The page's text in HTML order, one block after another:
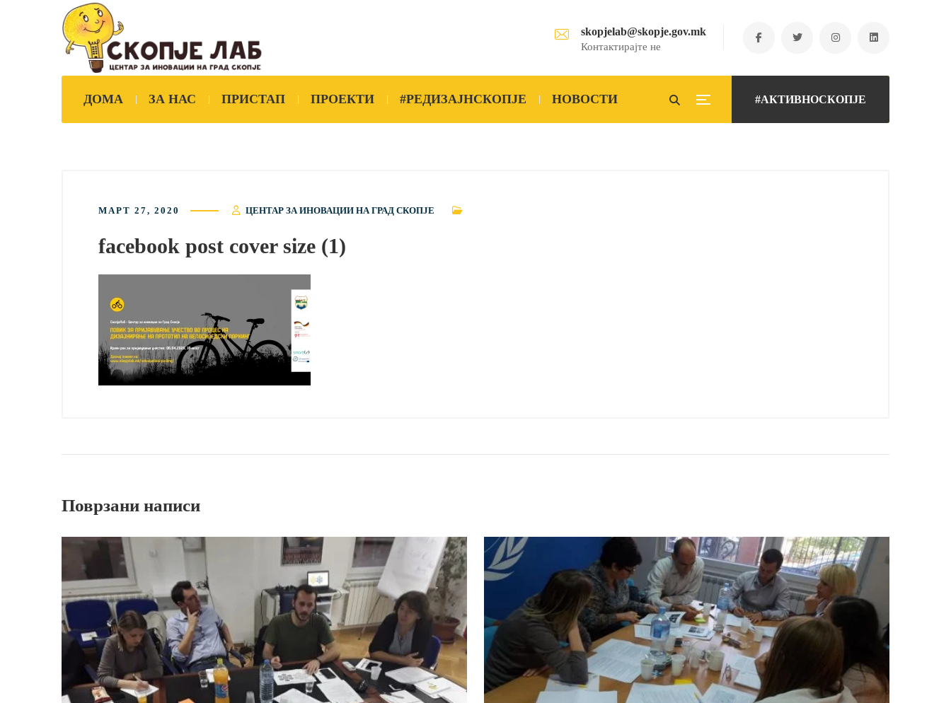
skopjelab@skopje.gov.mk
Контактирајте не
#АКТИВНОСКОПЈЕ
ДОМА ЗА НАС ПРИСТАП ПРОЕКТИ #РЕДИЗАЈНСКОПЈЕ НОВОСТИ
МАРТ 27, 2020 ЦЕНТАР ЗА ИНОВАЦИИ НА ГРАД СКОПЈЕ
facebook post cover size (1)
Поврзани написи